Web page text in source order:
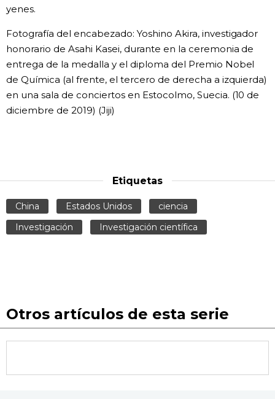
yenes.
Fotografía del encabezado: Yoshino Akira, investigador
honorario de Asahi Kasei, durante en la ceremonia de
entrega de la medalla y el diploma del Premio Nobel
de Química (al frente, el tercero de derecha a izquierda)
en una sala de conciertos en Estocolmo, Suecia. (10 de
diciembre de 2019) (Jiji)
Etiquetas
China Estados Unidos
ciencia
Investigación
Investigación científica
Otros artículos de esta serie